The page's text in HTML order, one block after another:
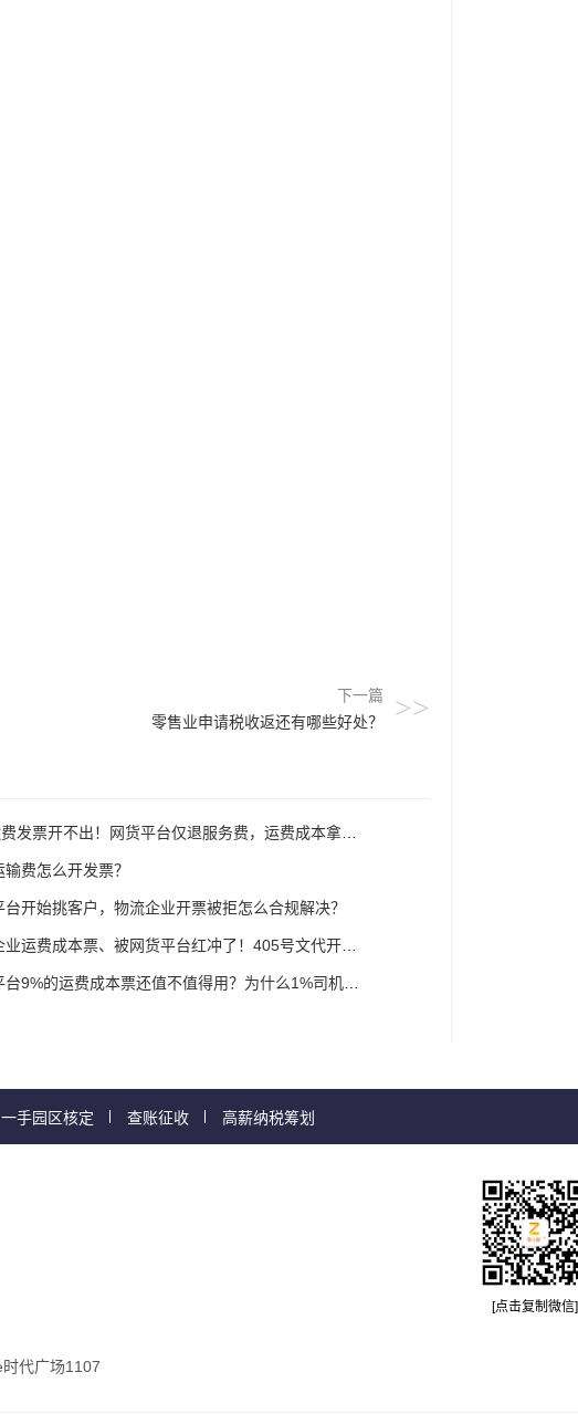
下一篇
零售业申请税收返还有哪些好处？
>>
票开不出！网货平台仅退服务费，运费成本拿不到怎么办？
费怎么开发票？
台开始挑客户，物流企业开票被拒怎么合规解决？
成本票、被网货平台红冲了！405号文代开政策、试点平台合规破局！
的运费成本票还值不值得用？为什么1%司机运费票更适合物流企业？
一手园区核定 查账征收 高薪纳税筹划
[点击复制微信]
代广场1107